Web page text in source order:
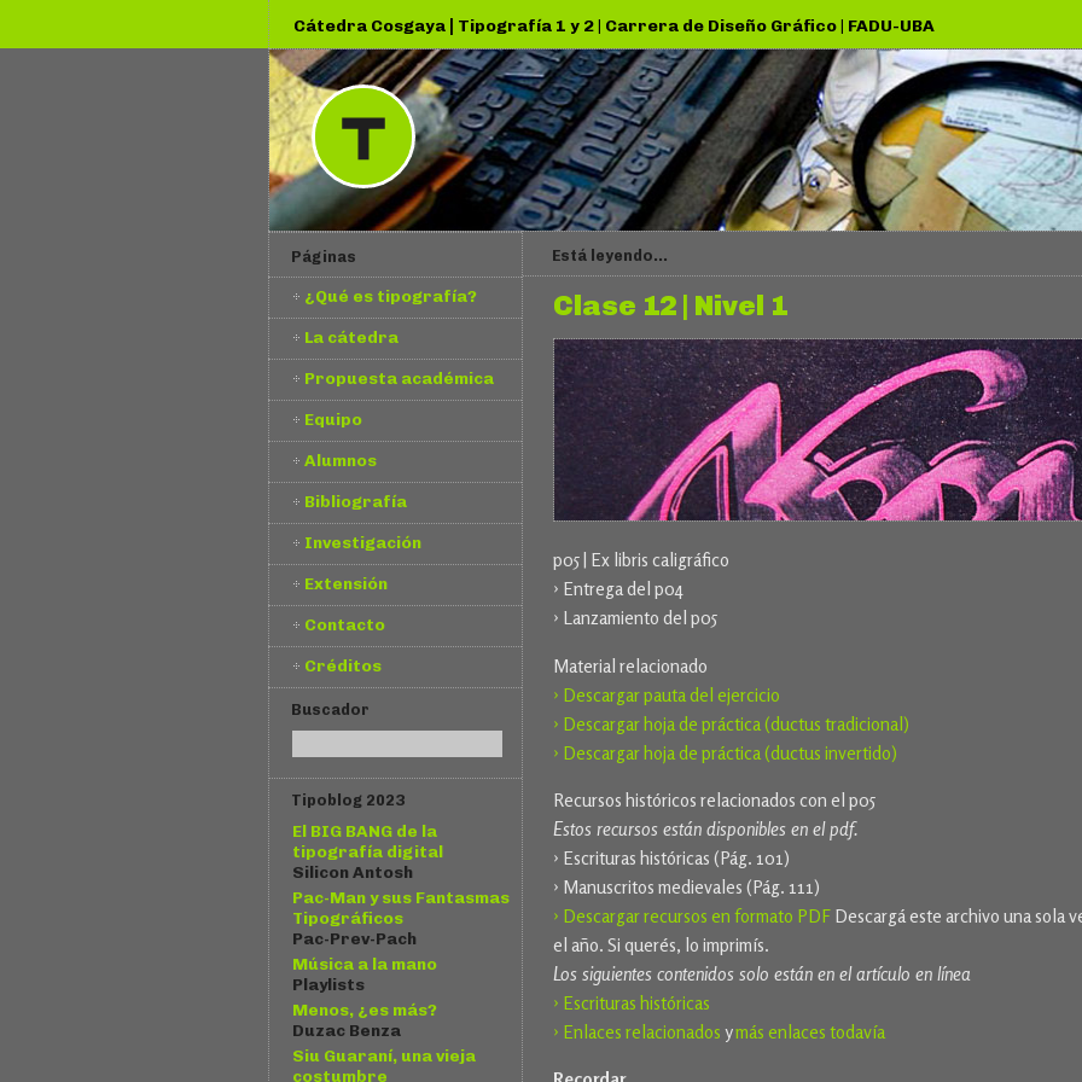
Cátedra Cosgaya | Tipografía 1 y 2| Carrera de Diseño Gráfico| FADU-UBA
Está leyendo...
Clase 12 | Nivel 1
p05 | Ex libris caligráfico
› Entrega del p04
› Lanzamiento del p05
Material relacionado
› Descargar pauta del ejercicio
› Descargar hoja de práctica (ductus tradicional)
› Descargar hoja de práctica (ductus invertido)
Recursos históricos relacionados con el p05
Estos recursos están disponibles en el pdf.
› Escrituras históricas (Pág. 101)
› Manuscritos medievales (Pág. 111)
› Descargar recursos en formato PDF Descargá este archivo una sola
el año. Si querés, lo imprimís.
Los siguientes contenidos solo están en el artículo en línea
› Escrituras históricas
› Enlaces relacionados ymás enlaces todavía
Páginas
¿Qué es tipografía?
La cátedra
Propuesta académica
Equipo
Alumnos
Bibliografía
Investigación
Extensión
Contacto
Créditos
Buscador
Tipoblog 2023
El BIG BANG de la
tipografía digital
Silicon Antosh
Pac-Man y sus Fantasmas
Tipográficos
Pac-Prev-Pach
Música a la mano
Playlists
Menos, ¿es más?
Duzac Benza
Siu Guaraní, una vieja
costumbre